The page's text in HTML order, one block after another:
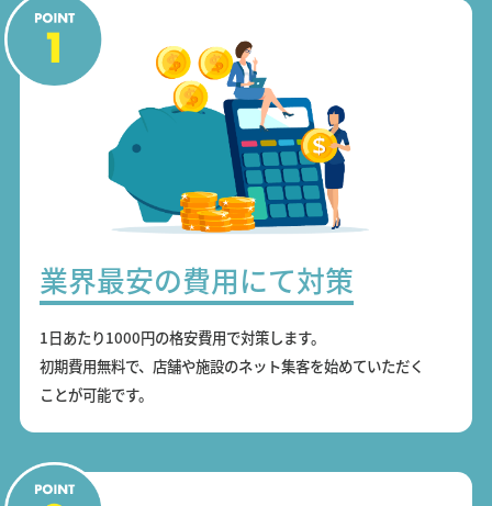
業界最安の費用にて対策
1日あたり1000円の格安費用で対策します。
初期費用無料で、店舗や施設のネット集客を始めていただく
ことが可能です。